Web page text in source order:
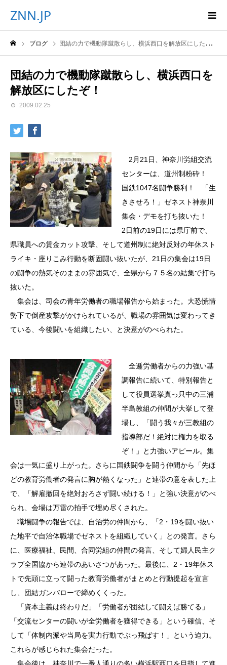
ZNN.JP
ブログ 団結の力で機動隊蹴散らし、横浜西口を解放区にしたぞ！
団結の力で機動隊蹴散らし、横浜西口を
解放区にしたぞ！
2009.02.25
2月21日、神奈川労組交流
センターは、道州制粉砕！
国鉄1047名闘争勝利！ 「生
きさせろ！」ゼネスト神奈川
集会・デモを打ち抜いた！
2日前の19日には県庁前で、
県職員への賃金カット攻撃、そして道州制に絶対反対の年休スト
ライキ・座りこみ行動を断固闘い抜いたが、21日の集会は19日
の闘争の熱気そのままの雰囲気で、全県から７５名の結集で打ち
抜いた。
集会は、司会の青年労働者の職場報告から始まった。大恐慌情
勢下で倒産攻撃がかけられているが、職場の雰囲気は変わってき
ている、今後闘いを組織したい、と決意がのべられた。
全逓労働者からの力強い基
調報告に続いて、特別報告と
して役員選挙真っ只中の三浦
半島教組の仲間が大挙して登
場し、「闘う我々が三教組の
指導部だ！絶対に権力を取る
ぞ！」と力強いアピール。集
会は一気に盛り上がった。さらに国鉄闘争を闘う仲間から「先ほ
どの教育労働者の発言に胸が熱くなった」と連帯の意を表した上
で、「解雇撤回を絶対おろさず闘い続ける！」と強い決意がのべ
られ、会場は万雷の拍手で埋め尽くされた。
職場闘争の報告では、自治労の仲間から、「2・19を闘い抜い
た地平で自治体職場でゼネストを組織していく」との発言。さら
に、医療福祉、民間、合同労組の仲間の発言、そして婦人民主ク
ラブ全国協から連帯のあいさつがあった。最後に、2・19年休ス
トで先頭に立って闘った教育労働者がまとめと行動提起を宣言
し、団結ガンバローで締めくくった。
「資本主義は終わりだ」「労働者が団結して闘えば勝てる」
「交流センターの闘いが全労働者を獲得できる」という確信、そ
して「体制内派や当局を実力行動でぶっ飛ばす！」という迫力。
これらが感じられた集会だった。
集会後は、神奈川で一番人通りの多い横浜駅西口を目指して進